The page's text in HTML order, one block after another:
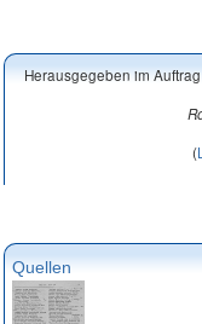
Herausgegeben im
(
Quellen